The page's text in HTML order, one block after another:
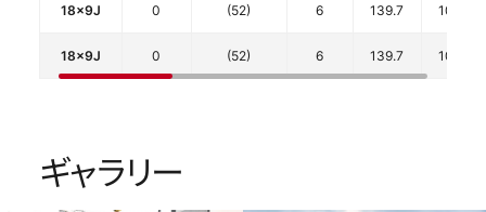
18x9J 0 (52) 6 139.7 106.1
18x9J 0 (52) 6 139.7 106.1
ギャラリー